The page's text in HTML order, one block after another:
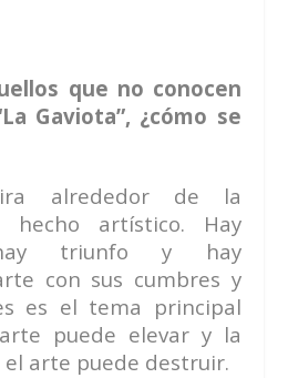
que no conocen
Gaviota”, ¿cómo se
alrededor de la
hecho artístico. Hay
hay triunfo y hay
con sus cumbres y
es el tema principal
puede elevar y la
arte puede destruir.